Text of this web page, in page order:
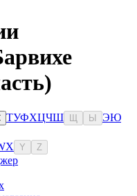
ТУФХЦЧШ Ы ЭЮ
X Y Z